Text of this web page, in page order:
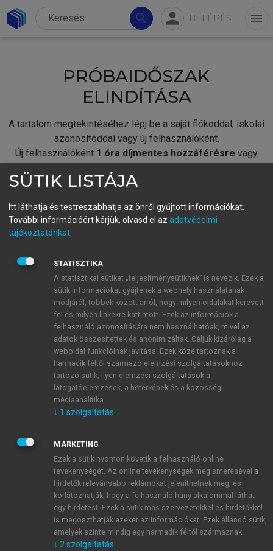
search person BELÉPÉS menu
PRÓBAIDŐSZAK
ELINDÍTÁSA
A tartalom megtekintéséhez lépj be a saját fiókoddal, iskolai
azonosítóddal vagy új felhasználóként.
Új felhasználóként 1 óra díjmentes hozzáférésre vagy
fiókoddal,vagy hozz létre új fiókot.
A regisztráció után apróbaidőszakautomatikusan
BELÉPÉS SAJÁT FIÓKKAL
ÚJ FIÓK LÉTREHOZÁSA
1 óra díjmentes hozzáférés
E-MAIL-CÍM
JELSZÓ
JELSZÓ ÚJRA
Kérek értesítést a MeRSZ újdonságairól, akcióiról.
Kérek értesítést az Akadémiai Kiadó Zrt. újdonságairól,
SÜTIK LISTÁJA
Itt láthatja és testreszabhatja az önről gyűjtött információkat.
További információért kérjük, olvasd el az adatvédelmi
tájékoztatónkat
STATISZTIKA
A statisztikai sütiket „teljesítménysütiknek” is nevezik. Ezek a
sütik információkat gyűjtenek a webhely használatának
módjáról, többek között arról, hogy milyen oldalakat keresett
fel és milyen linkekre kattintott. Ezek az információk a
felhasználó azonosítására nem használhatóak, mivel az
adatok összesítettek és anonimizáltak. Céljuk kizárólag a
weboldal funkcióinak javítása. Ezek közé tartoznak a
harmadik féltől származó elemzési szolgáltatásokhoz
tartozó sütik; ilyen elemzési szolgáltatások a
látogatóelemzések, a hőtérképek és a közösségi
médiaanalitika.
↓ 1 szolgáltatás
MARKETING
Ezek a sütik nyomon követik a felhasználó online
tevékenységét. Az online tevékenységek megismerésével a
hirdetők relevánsabb reklámokat jeleníthetnek meg, és
korlátozhatják, hogy a felhasználó hány alkalommal láthat
egy hirdetést. Ezek a sütik más szervezetekkel és hirdetőkkel
is megoszthatják ezeket az információkat. Ezek állandó sütik,
amelyek szinte mindig egy harmadik féltől származnak.
↓ 2 szolgáltatás